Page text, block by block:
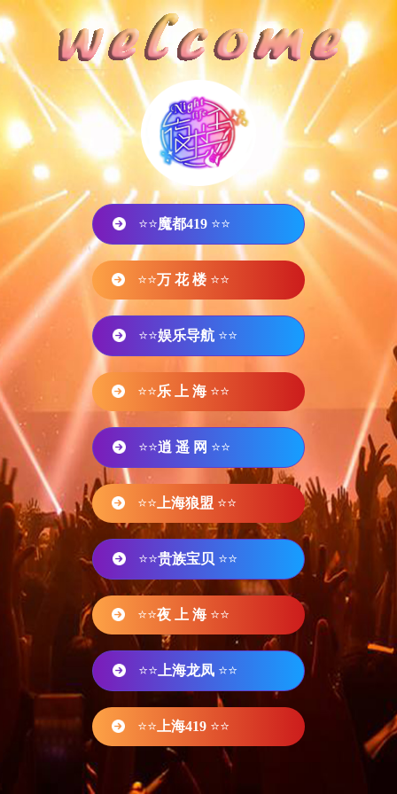
⭐⭐魔都419 ⭐⭐
⭐⭐万 花 楼 ⭐⭐
⭐⭐娱乐导航 ⭐⭐
⭐⭐乐 上 海 ⭐⭐
⭐⭐逍 遥 网 ⭐⭐
⭐⭐ 上海狼盟 ⭐⭐
⭐⭐贵族宝贝 ⭐⭐
⭐⭐夜 上 海 ⭐⭐
⭐⭐ 上海龙凤 ⭐⭐
⭐⭐ 上海419 ⭐⭐